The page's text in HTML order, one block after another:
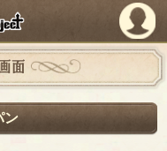
PandoraPartyProject
面
ン